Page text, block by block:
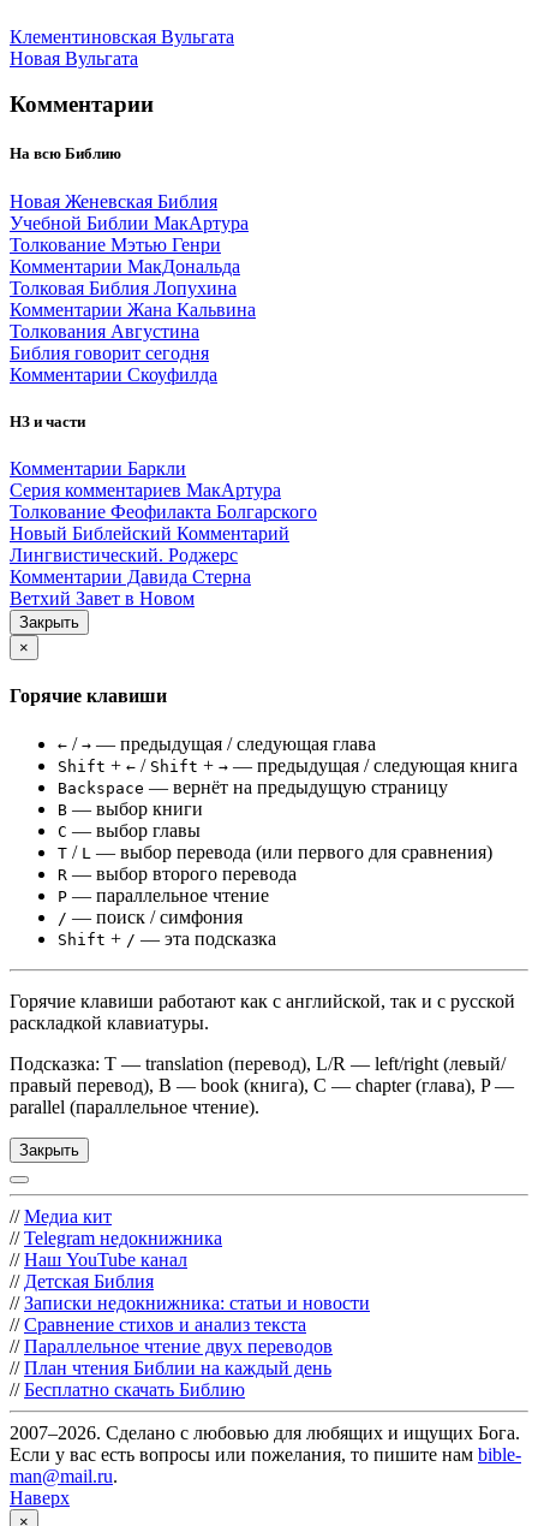
Клементиновская Вульгата
Новая Вульгата
Комментарии
На всю Библию
Новая Женевская Библия
Учебной Библии МакАртура
Толкование Мэтью Генри
Комментарии МакДональда
Толковая Библия Лопухина
Комментарии Жана Кальвина
Толкования Августина
Библия говорит сегодня
Комментарии Скоуфилда
НЗ и части
Комментарии Баркли
Серия комментариев МакАртура
Толкование Феофилакта Болгарского
Новый Библейский Комментарий
Лингвистический. Роджерс
Комментарии Давида Стерна
Ветхий Завет в Новом
Закрыть
×
Горячие клавиши
← / → — предыдущая / следующая глава
Shift + ← / Shift + → — предыдущая / следующая книга
Backspace — вернёт на предыдущую страницу
B — выбор книги
C — выбор главы
T / L — выбор перевода (или первого для сравнения)
R — выбор второго перевода
P — параллельное чтение
/ — поиск / симфония
Shift + / — эта подсказка
Горячие клавиши работают как с английской, так и с русской
раскладкой клавиатуры.
Подсказка: T — translation (перевод), L/R — left/right (левый/
правый перевод), B — book (книга), C — chapter (глава), P —
parallel (параллельное чтение).
Закрыть
// Медиа кит
// Telegram недокнижника
// Наш YouTube канал
// Детская Библия
// Записки недокнижника: статьи и новости
// Сравнение стихов и анализ текста
// Параллельное чтение двух переводов
// План чтения Библии на каждый день
// Бесплатно скачать Библию
2007–2026. Сделано с любовью для любящих и ищущих Бога.
Если у вас есть вопросы или пожелания, то пишите нам bible-
man@mail.ru.
Наверх
×